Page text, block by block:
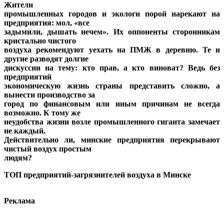
Жители
промышленных городов и экологи порой нарекают на
предприятия: мол, «все
задымили, дышать нечем». Их оппоненты сторонникам
кристально чистого
воздуха рекомендуют уехать на ПМЖ в деревню. Те и
другие разводят долгие
дискуссии на тему: кто прав, а кто виноват? Ведь без
предприятий
экономическую жизнь страны представить сложно, а
вынести производство за
город по финансовым или иным причинам не всегда
возможно. К тому же
неудобства жизни возле промышленного гиганта замечает
не каждый.
Действительно ли, минские предприятия перекрывают
чистый воздух простым
людям?
ТОП предприятий-загрязнителей воздуха в Минске
Реклама